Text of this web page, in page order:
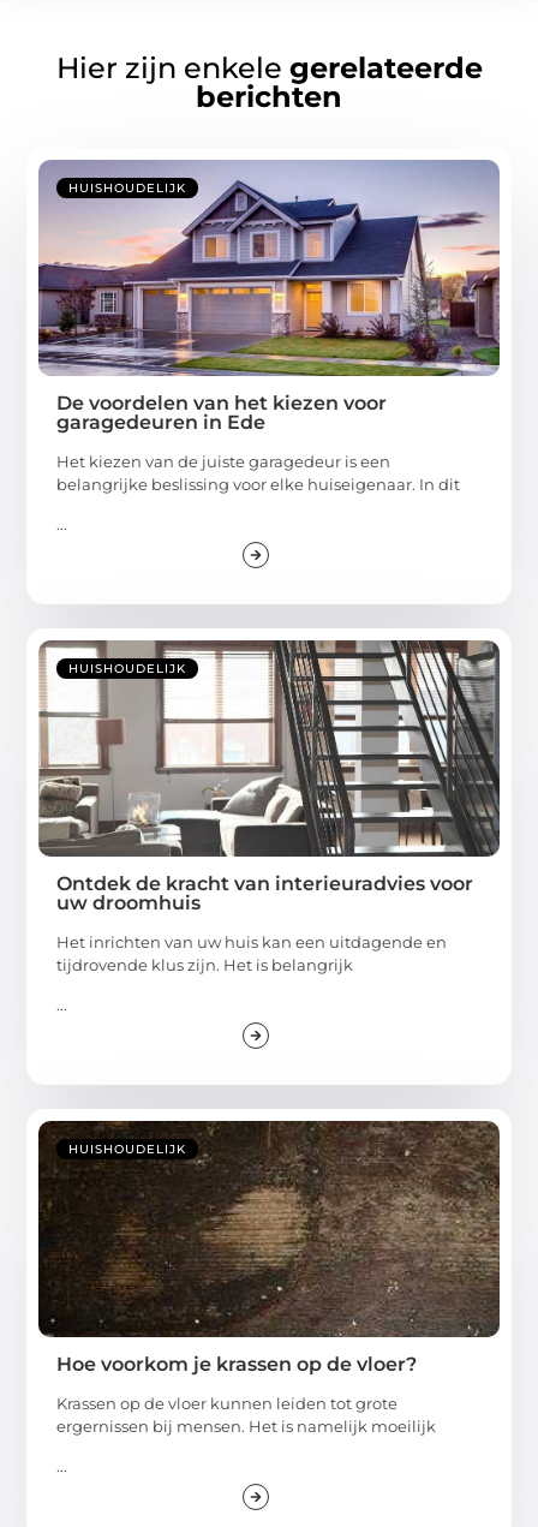
Hier zijn enkele gerelateerde
berichten
HUISHOUDELIJK
De voordelen van het kiezen voor
garagedeuren in Ede
Het kiezen van de juiste garagedeur is een
belangrijke beslissing voor elke huiseigenaar. In dit
...
HUISHOUDELIJK
Ontdek de kracht van interieuradvies voor
uw droomhuis
Het inrichten van uw huis kan een uitdagende en
tijdrovende klus zijn. Het is belangrijk
...
HUISHOUDELIJK
Hoe voorkom je krassen op de vloer?
Krassen op de vloer kunnen leiden tot grote
ergernissen bij mensen. Het is namelijk moeilijk
...